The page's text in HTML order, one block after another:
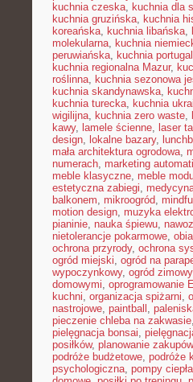
kuchnia czeska, kuchnia dla
kuchnia gruzińska, kuchnia
koreańska, kuchnia libańska,
molekularna, kuchnia
peruwiańska, kuchnia
kuchnia regionalna Mazur,
roślinna, kuchnia sezonowa
kuchnia skandynawska,
kuchnia turecka, kuchnia
wigilijna, kuchnia zero waste,
kawy, lamele ścienne, laser
design, lokalne bazary,
mała architektura ogrodowa,
numerach, marketing
meble klasyczne, meble
estetyczna zabiegi,
balkonem, mikroogród,
motion design, muzyka
pianinie, nauka śpiewu,
nietolerancje pokarmowe,
ochrona przyrody, ochrona
ogród miejski, ogród na
wypoczynkowy, ogród
domowymi, oprogramowanie
kuchni, organizacja spiżarni,
nastrojowe, paintball ,
pieczenie chleba na zakwasie,
pielęgnacja bonsai,
posiłków, planowanie zakupów
podróże budżetowe, podróże
psychologiczna, pompy